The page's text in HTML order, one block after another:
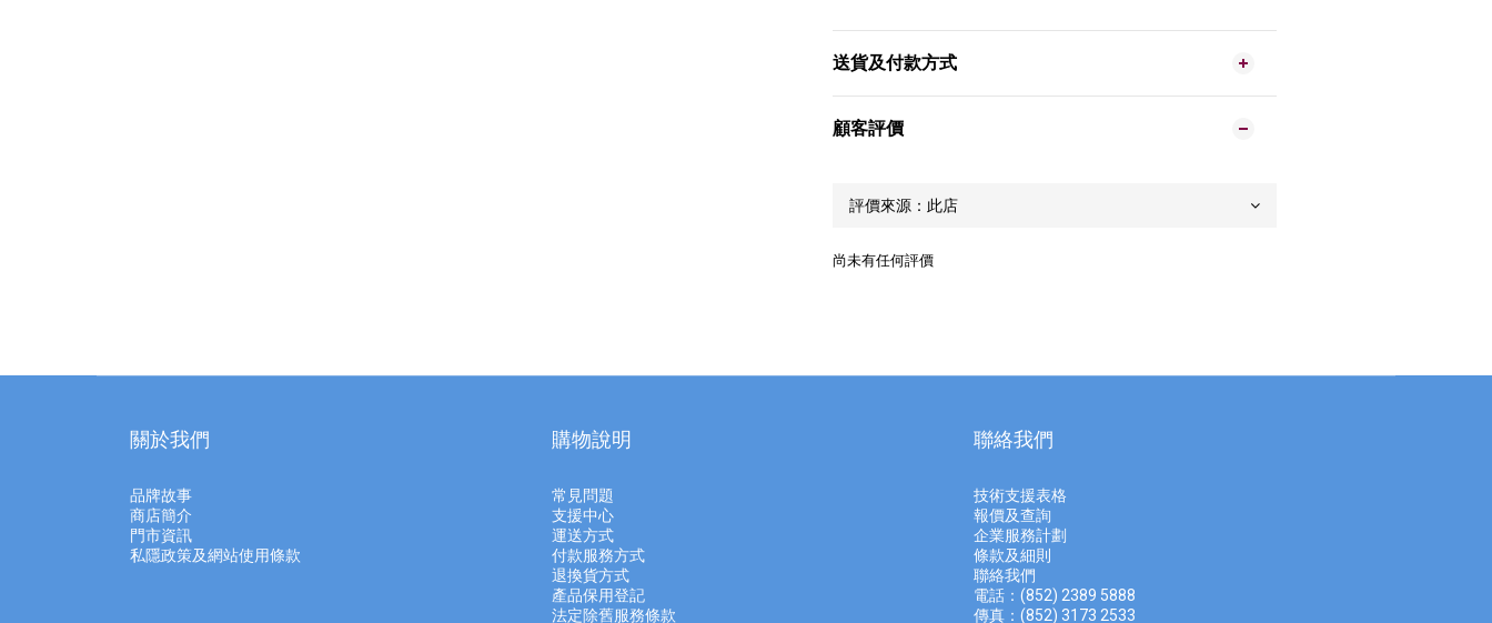
送貨及付款方式
顧客評價
尚未有任何評價
關於我們
品牌故事
商店簡介
門市資訊
私隱政策及網站使用條款
購物說明
常見問題
支援中心
運送方式
付款服務方式
退換貨方式
產品保用登記
法定除舊服務條款
聯絡我們
技術支援表格
報價及查詢
企業服務計劃
條款及細則
聯絡我們
電話：(852) 2389 5888
傳真：(852) 3173 2533